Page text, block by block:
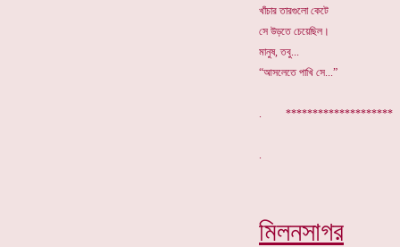
খাঁচার তারগুলো কেটে
সে উড়তে চেয়েছিল।
মানুষ, তবু...
“আসলেতে পাখি সে...”
. ********************
মিলনসাগর